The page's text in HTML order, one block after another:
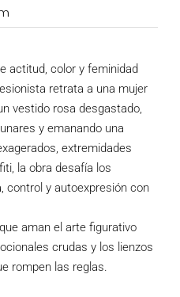
actitud, color y feminidad
retrata a una mujer
vestido rosa desgastado,
y emanando una
extremidades
la obra desafía los
control y autoexpresión con
aman el arte figurativo
crudas y los lienzos
rompen las reglas.